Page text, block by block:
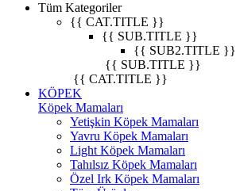
Tüm Kategoriler
{{ CAT.TITLE }}
{{ SUB.TITLE }}
{{ SUB2.TITLE }}
{{ SUB.TITLE }}
{{ CAT.TITLE }}
KÖPEK
Köpek Mamaları
Yetişkin Köpek Mamaları
Yavru Köpek Mamaları
Light Köpek Mamaları
Tahılsız Köpek Mamaları
Özel Irk Köpek Mamaları